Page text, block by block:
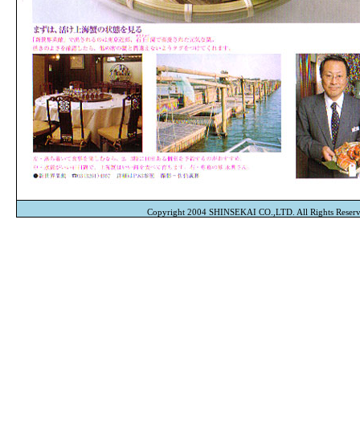
Copyright 2004 SHINSEKAI CO.,LTD. All Rights